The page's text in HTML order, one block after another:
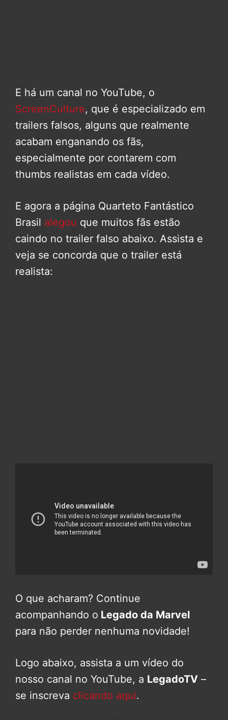
E há um canal no YouTube, o
ScreenCulture, que é especializado em
trailers falsos, alguns que realmente
acabam enganando os fãs,
especialmente por contarem com
thumbs realistas em cada vídeo.
E agora a página Quarteto Fantástico
Brasil alegou que muitos fãs estão
caindo no trailer falso abaixo. Assista e
veja se concorda que o trailer está
realista:
O que acharam? Continue
acompanhando o Legado da Marvel
para não perder nenhuma novidade!
Logo abaixo, assista a um vídeo do
nosso canal no YouTube, a LegadoTV –
se inscreva clicando aqui.